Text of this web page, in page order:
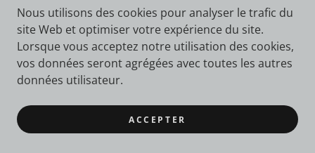
Nous utilisons des cookies pour analyser le trafic du
site Web et optimiser votre expérience du site.
Lorsque vous acceptez notre utilisation des cookies,
vos données seront agrégées avec toutes les autres
données utilisateur.
ACCEPTER